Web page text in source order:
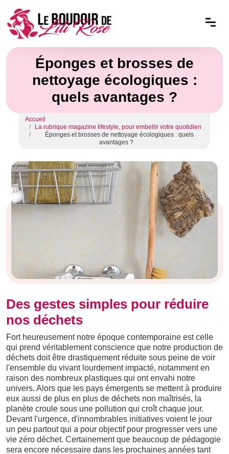
Éponges et brosses de
nettoyage écologiques :
quels avantages ?
Accueil
La rubrique magazine lifestyle, pour embellir votre quotidien
Éponges et brosses de nettoyage écologiques : quels
avantages ?
Des gestes simples pour réduire
nos déchets
Fort heureusement notre époque contemporaine est celle
qui prend véritablement conscience que notre production de
déchets doit être drastiquement réduite sous peine de voir
l'ensemble du vivant lourdement impacté, notamment en
raison des nombreux plastiques qui ont envahi notre
univers. Alors que les pays émergents se mettent à produire
eux aussi de plus en plus de déchets non maîtrisés, la
planète croule sous une pollution qui croît chaque jour.
Devant l'urgence, d'innombrables initiatives voient le jour
un peu partout qui a pour objectif pour progresser vers une
vie zéro déchet. Certainement que beaucoup de pédagogie
sera encore nécessaire dans les prochaines années tant